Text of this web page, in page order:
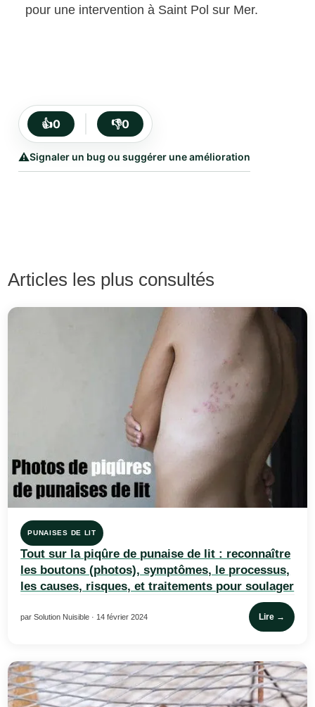
pour une intervention à Saint Pol sur Mer.
👍0 👎0
⚠️Signaler un bug ou suggérer une amélioration
Articles les plus consultés
PUNAISES DE LIT
Tout sur la piqûre de punaise de lit : reconnaître
les boutons (photos), symptômes, le processus,
les causes, risques, et traitements pour soulager
par Solution Nuisible · 14 février 2024 Lire →